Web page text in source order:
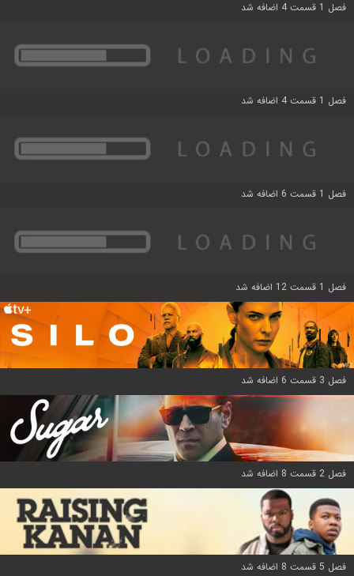
فصل 1 قسمت 4 اضافه شد
فصل 1 قسمت 4 اضافه شد
فصل 1 قسمت 6 اضافه شد
فصل 1 قسمت 12 اضافه شد
فصل 3 قسمت 6 اضافه شد
فصل 2 قسمت 8 اضافه شد
فصل 5 قسمت 8 اضافه شد